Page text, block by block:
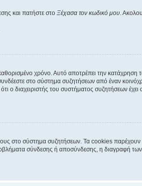
και πατήστε στο Ξέχασα τον κωδικό μου .
χρόνο. Αυτό αποτρέπει την κατάχρηση
στο σύστημα συζητήσεων από έναν
ο διαχειριστής του συστήματος συζητήσεων έχει
στο σύστημα συζητήσεων. Τα cookies παρέχουν
σύνδεσης ή αποσύνδεσης, η διαγραφή